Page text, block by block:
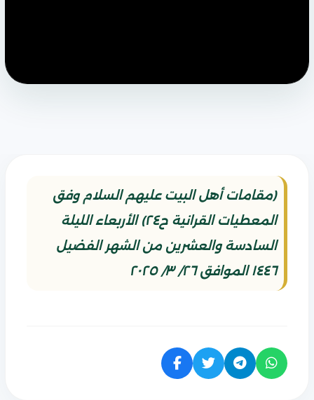
(مقامات أهل البيت عليهم السلام وفق
المعطيات القرانية ح٢٤) الأربعاء الليلة
السادسة والعشرين من الشهر الفضيل
١٤٤٦ الموافق ٢٦/ ٣/ ٢٠٢٥